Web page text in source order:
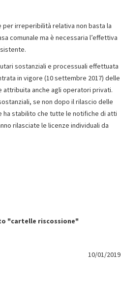
per irreperibilità relativa non basta la
comunale ma è necessaria l’effettiva
sostanziali e processuali effettuata
in vigore (10 settembre 2017) delle
attribuita anche agli operatori privati.
se non dopo il rilascio delle
ha stabilito che tutte le notifiche di atti
rilasciate le licenze individuali da
"cartelle riscossione"
10/01/2019